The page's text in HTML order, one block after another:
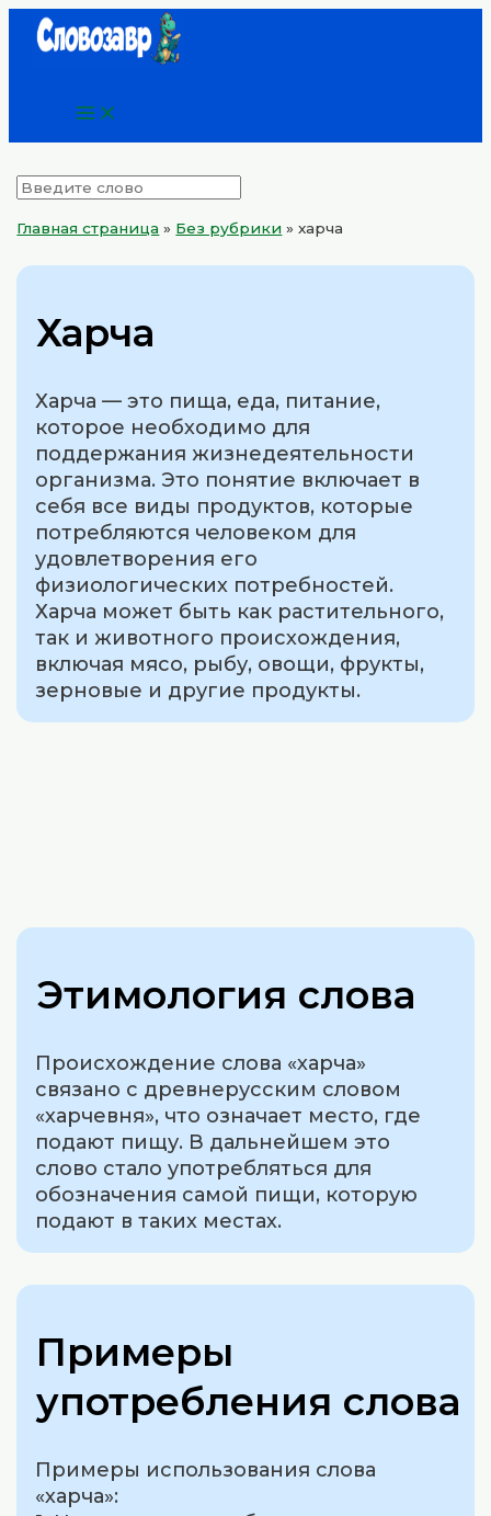
ПерейтиMain
Главная страница » Без рубрики »харча
Харча
Харча — это пища, еда, питание,
которое необходимо для
поддержания жизнедеятельности
организма. Это понятие включает в
себя все виды продуктов, которые
потребляются человеком для
удовлетворения его
физиологических потребностей.
Харча может быть как растительного,
так и животного происхождения,
включая мясо, рыбу, овощи, фрукты,
зерновые и другие продукты.
Этимология слова
Происхождение слова «харча»
связано с древнерусским словом
«харчевня», что означает место, где
подают пищу. В дальнейшем это
слово стало употребляться для
обозначения самой пищи, которую
подают в таких местах.
Примеры
употребления слова
Примеры использования слова
«харча»: